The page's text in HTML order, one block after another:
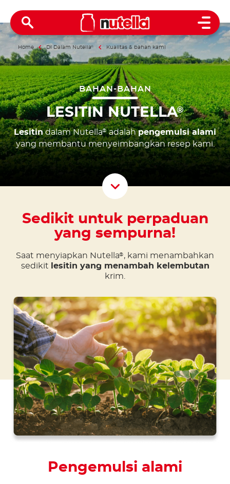
Open
Home Di Dalam Nutella® Kualitas & bahan kami
BAHAN-BAHAN
LESITIN NUTELLA®
Lesitindalam Nutella®adalahpengemulsi alami
yang membantu menyeimbangkan resep kami.
Scroll
Sedikit untuk perpaduan
yang sempurna!
Saat menyiapkan Nutella® , kami menambahkan
sedikit
lesitin yang menambah kelembutan
krim.
Pengemulsi alami